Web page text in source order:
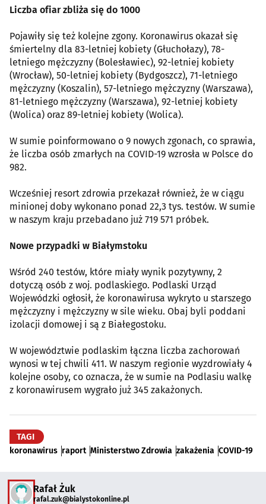
Liczba ofiar zbliża się do 1000
Pojawiły się też kolejne zgony. Koronawirus okazał się
śmiertelny dla 83-letniej kobiety (Głuchołazy), 78-
letniego mężczyzny (Bolesławiec), 92-letniej kobiety
(Wrocław), 50-letniej kobiety (Bydgoszcz), 71-letniego
mężczyzny (Koszalin), 57-letniego mężczyzny (Warszawa),
81-letniego mężczyzny (Warszawa), 92-letniej kobiety
(Wolica) oraz 89-letniej kobiety (Wolica).
W sumie poinformowano o 9 nowych zgonach, co sprawia,
że liczba osób zmarłych na COVID-19 wzrosła w Polsce do
982.
Wcześniej resort zdrowia przekazał również, że w ciągu
minionej doby wykonano ponad 22,3 tys. testów. W sumie
w naszym kraju przebadano już 719 571 próbek.
Nowe przypadki w Białymstoku
Wśród 240 testów, które miały wynik pozytywny, 2
dotyczą osób z woj. podlaskiego. Podlaski Urząd
Wojewódzki ogłosił, że koronawirusa wykryto u starszego
mężczyzny i mężczyzny w sile wieku. Obaj byli poddani
izolacji domowej i są z Białegostoku.
W województwie podlaskim łączna liczba zachorowań
wynosi w tej chwili 411. W naszym regionie wyzdrowiały 4
kolejne osoby, co oznacza, że w sumie na Podlasiu walkę
z koronawirusem wygrało już 345 zakażonych.
TAGI
koronawirus raport Ministerstwo Zdrowia zakażenia COVID-19
Rafał Żuk
rafal.zuk@bialystokonline.pl